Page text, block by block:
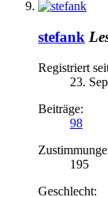
stefank
Registriert
23.
Beiträge:
98
195
Geschlecht: